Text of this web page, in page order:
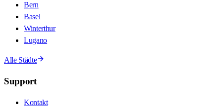
Bern
Basel
Winterthur
Lugano
Alle Städte
Support
Kontakt